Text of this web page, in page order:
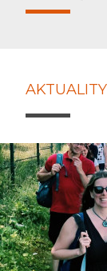
AKTUALITY